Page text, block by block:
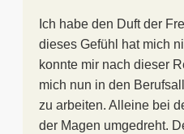
Ich habe den Duft der
dieses Gefühl hat mich
konnte mir nach dieser
mich nun in den
zu arbeiten. Alleine bei
der Magen umgedreht.